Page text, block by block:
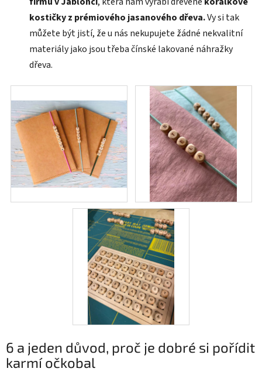
kostičky z prémiového jasanového dřeva.Vy si tak
můžete být jistí, že u nás nekupujete žádné nekvalitní
materiály jako jsou třeba čínské lakované náhražky
dřeva.
6 a jeden důvod, proč je dobré si pořídit
karmí očkobal